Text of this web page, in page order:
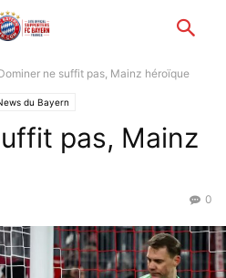
ne suffit pas, Mainz héroïque
du Bayern
pas, Mainz
0